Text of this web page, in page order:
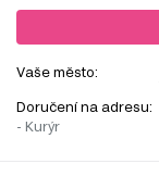
Vaše město:
Doručení na adresu:
- Kurýr